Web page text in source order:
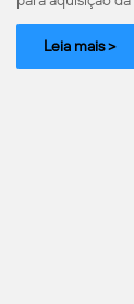
Leia mais >